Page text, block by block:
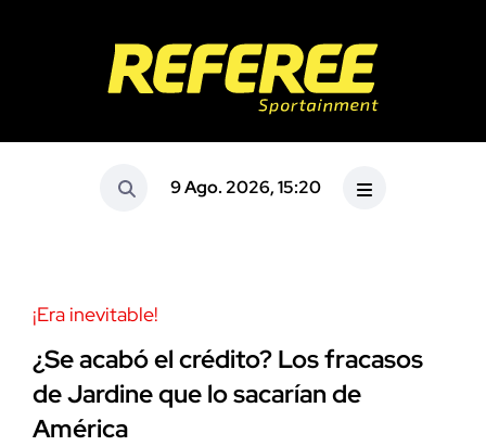
9 Ago. 2026, 15:20
¡Era inevitable!
¿Se acabó el crédito? Los fracasos
de Jardine que lo sacarían de
América